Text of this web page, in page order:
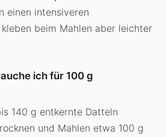
einen intensiveren
beim Mahlen aber leichter
ich für 100 g
140 g entkernte Datteln
und Mahlen etwa 100 g